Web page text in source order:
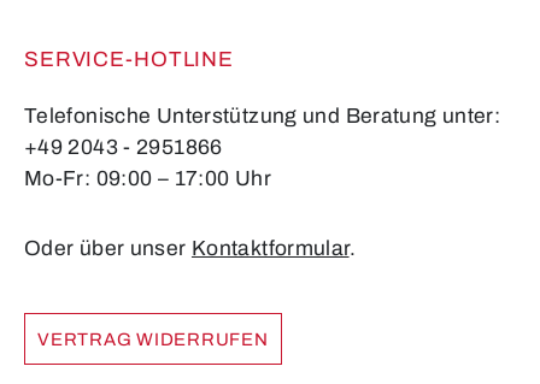
SERVICE-HOTLINE
Telefonische Unterstützung und Beratung unter:
+49 2043 - 2951866
Mo-Fr: 09:00 – 17:00 Uhr
Oder über unser Kontaktformular.
VERTRAG WIDERRUFEN